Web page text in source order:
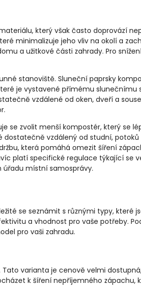
který však často doprovází
minimalizuje jeho vliv na okolí a
a užitkové části zahrady. Pro
stanoviště. Sluneční paprsky
je vystavené přímému slunečnímu
vzdálené od oken, dveří a
se zvolit menší kompostér, který se
vzdálený od studní, potoků
která pomáhá omezit šíření
platí specifické regulace týkající se
místní samosprávy.
se seznámit s různými typy, které
a vhodnost pro vaše potřeby.
pro vaši zahradu.
varianta je cenově velmi
k šíření nepříjemného zápachu,